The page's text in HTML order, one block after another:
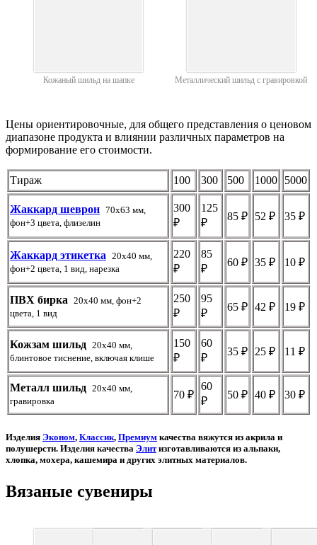
Кожаный шильд на шапке Металлический шильд с гравировкой
Цены ориентировочные, для общего представления о ценовом
диапазоне продукта и влиянии различных параметров на
формирование его стоимости.
Тираж 100 300 500 1000 5000
Жаккард шеврон 70х63 мм,
фон+3 цвета, флизелин
300
₽
125
₽
85 ₽ 52 ₽ 35 ₽
Жаккард этикетка 20х40 мм,
фон+2 цвета, 1 вид, нарезка
220
₽
85
₽
60 ₽ 35 ₽ 10 ₽
ПВХ бирка 20х40 мм, фон+2
цвета, 1 вид
250
₽
95
₽
65 ₽ 42 ₽ 19 ₽
Кожзам шильд 20х40 мм,
блинтовое тиснение, включая клише
150
₽
60
₽
35 ₽ 25 ₽ 11 ₽
Металл шильд 20х40 мм,
гравировка
70 ₽
60
₽
50 ₽ 40 ₽ 30 ₽
Изделия Эконом, Классик, Премиум качества вяжутся из акрила и
полушерсти. Изделия качества Элитизготавливаются из альпаки,
хлопка, мохера, кашемира и других элитных материалов.
Вязаные сувениры